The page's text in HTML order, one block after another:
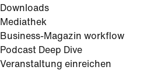
Downloads
Mediathek
Business-Magazin workflow
Podcast Deep Dive
Veranstaltung einreichen